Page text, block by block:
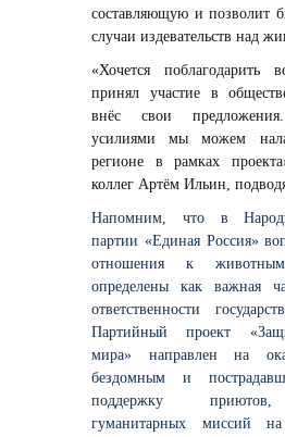
составляющую и позволит
случаи издевательств над
«Хочется поблагодарить
принял участие в
внёс свои
усилиями мы можем
регионе в рамках
коллег Артём Ильин, п
Напомним, что в
партии «Единая Россия»
отношения к
определены как важная
ответственности
Партийный проект
мира» направлен на
бездомным и
поддержку приютов,
гуманитарных миссий